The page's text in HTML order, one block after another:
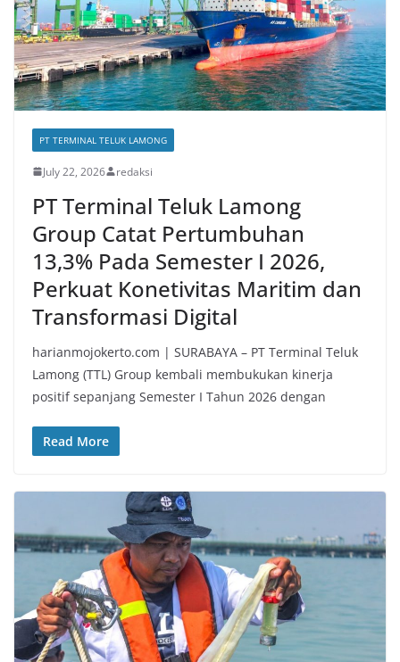
PT TERMINAL TELUK LAMONG
July 22, 2026 redaksi
PT Terminal Teluk Lamong
Group Catat Pertumbuhan
13,3% Pada Semester I 2026,
Perkuat Konetivitas Maritim dan
Transformasi Digital
harianmojokerto.com | SURABAYA – PT Terminal Teluk
Lamong (TTL) Group kembali membukukan kinerja
positif sepanjang Semester I Tahun 2026 dengan
Read More